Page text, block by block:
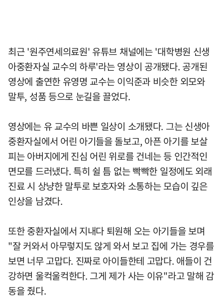
최근 '원주연세의료원' 유튜브 채널에는 '대학병원 신생
아중환자실 교수의 하루'라는 영상이 공개됐다. 공개된
영상에 출연한 유영명 교수는 이익준과 비슷한 외모와
말투, 성품 등으로 눈길을 끌었다.
영상에는 유 교수의 바쁜 일상이 소개됐다. 그는 신생아
중환자실에서 어린 아기들을 돌보고, 아픈 아기를 보살
피는 아버지에게 진심 어린 위로를 건네는 등 인간적인
면모를 드러냈다. 특히 쉴 틈 없는 빡빡한 일정에도 외래
진료 시 상냥한 말투로 보호자와 소통하는 모습이 깊은
인상을 남겼다.
또한 중환자실에서 지내다 퇴원해 오는 아기들을 보며
"잘 커와서 아무렇지도 않게 와서 보고 집에 가는 경우를
보면 너무 고맙다. 진짜로 아이들한테 고맙다. 애들이 건
강하면 울컥울컥한다. 그게 제가 사는 이유"라고 말해 감
동을 줬다.